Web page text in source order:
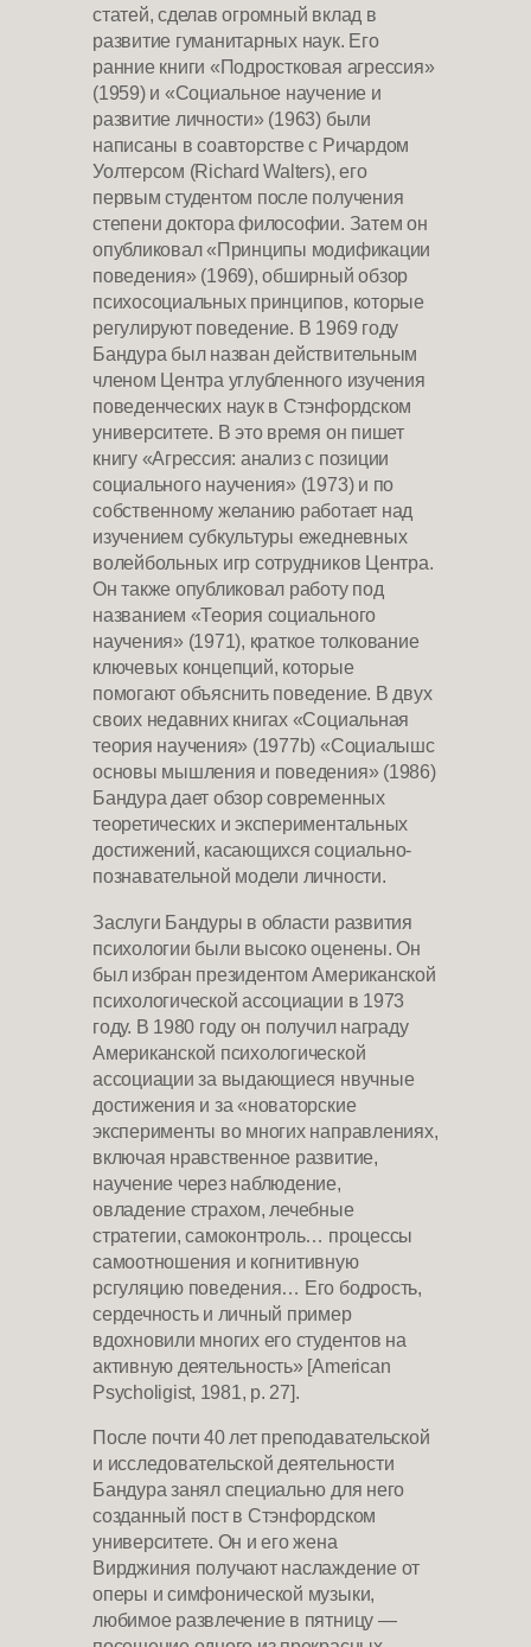
статей, сделав огромный вклад в
развитие гуманитарных наук. Его
ранние книги «Подростковая агрессия»
(1959) и «Социальное научение и
развитие личности» (1963) были
написаны в соавторстве с Ричардом
Уолтерсом (Richard Walters), его
первым студентом после получения
степени доктора философии. Затем он
опубликовал «Принципы модификации
поведения» (1969), обширный обзор
психосоциальных принципов, которые
регулируют поведение. В 1969 году
Бандура был назван действительным
членом Центра углубленного изучения
поведенческих наук в Стэнфордском
университете. В это время он пишет
книгу «Агрессия: анализ с позиции
социального научения» (1973) и по
собственному желанию работает над
изучением субкультуры ежедневных
волейбольных игр сотрудников Центра.
Он также опубликовал работу под
названием «Теория социального
научения» (1971), краткое толкование
ключевых концепций, которые
помогают объяснить поведение. В двух
своих недавних книгах «Социальная
теория научения» (1977b) «Социалышс
основы мышления и поведения» (1986)
Бандура дает обзор современных
теоретических и экспериментальных
достижений, касающихся социально-
познавательной модели личности.
Заслуги Бандуры в области развития
психологии были высоко оценены. Он
был избран президентом Американской
психологической ассоциации в 1973
году. В 1980 году он получил награду
Американской психологической
ассоциации за выдающиеся нвучные
достижения и за «новаторские
эксперименты во многих направлениях,
включая нравственное развитие,
научение через наблюдение,
овладение страхом, лечебные
стратегии, самоконтроль… процессы
самоотношения и когнитивную
рсгуляцию поведения… Его бодрость,
сердечность и личный пример
вдохновили многих его студентов на
активную деятельность» [American
Psycholigist, 1981, p. 27].
После почти 40 лет преподавательской
и исследовательской деятельности
Бандура занял специально для него
созданный пост в Стэнфордском
университете. Он и его жена
Вирджиния получают наслаждение от
оперы и симфонической музыки,
любимое развлечение в пятницу —